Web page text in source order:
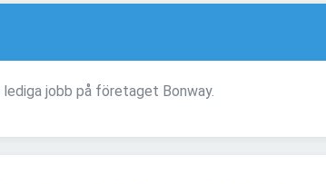
jobb på företaget Bonway.